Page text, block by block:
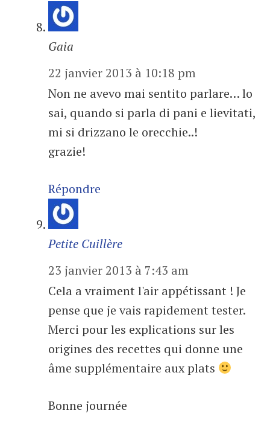
Gaia
22 janvier 2013 à 10:18 pm
Non ne avevo mai sentito parlare… lo
sai, quando si parla di pani e lievitati,
mi si drizzano le orecchie..!
grazie!
Répondre
Petite Cuillère
23 janvier 2013 à 7:43 am
Cela a vraiment l'air appétissant ! Je
pense que je vais rapidement tester.
Merci pour les explications sur les
origines des recettes qui donne une
âme supplémentaire aux plats
Bonne journée